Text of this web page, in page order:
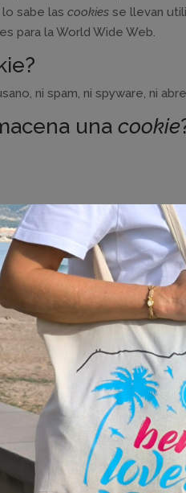
lo sabe lascookies se llevan
para la World Wide Web.
ni spam, ni spyware, ni
unacookie